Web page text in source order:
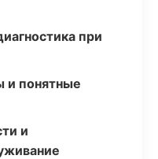
при
и понятные
и